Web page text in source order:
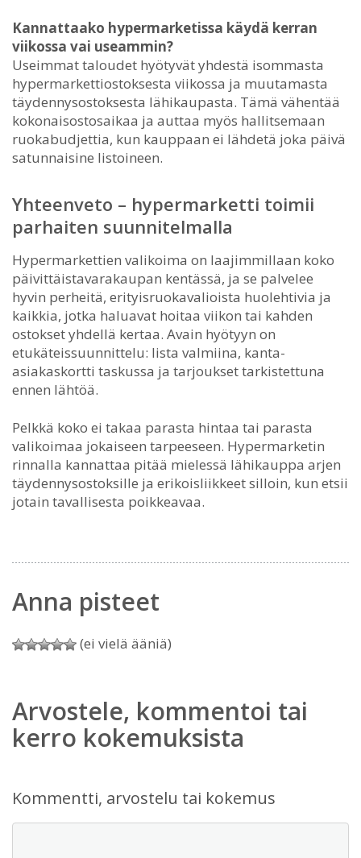
Kannattaako hypermarketissa käydä kerran
viikossa vai useammin?
Useimmat taloudet hyötyvät yhdestä isommasta
hypermarkettiostoksesta viikossa ja muutamasta
täydennysostoksesta lähikaupasta. Tämä vähentää
kokonaisostosaikaa ja auttaa myös hallitsemaan
ruokabudjettia, kun kauppaan ei lähdetä joka päivä
satunnaisine listoineen.
Yhteenveto – hypermarketti toimii
parhaiten suunnitelmalla
Hypermarkettien valikoima on laajimmillaan koko
päivittäistavarakaupan kentässä, ja se palvelee
hyvin perheitä, erityisruokavalioista huolehtivia ja
kaikkia, jotka haluavat hoitaa viikon tai kahden
ostokset yhdellä kertaa. Avain hyötyyn on
etukäteissuunnittelu: lista valmiina, kanta-
asiakaskortti taskussa ja tarjoukset tarkistettuna
ennen lähtöä.
Pelkkä koko ei takaa parasta hintaa tai parasta
valikoimaa jokaiseen tarpeeseen. Hypermarketin
rinnalla kannattaa pitää mielessä lähikauppa arjen
täydennysostoksille ja erikoisliikkeet silloin, kun etsii
jotain tavallisesta poikkeavaa.
Anna pisteet
(ei vielä ääniä)
Arvostele, kommentoi tai
kerro kokemuksista
Kommentti, arvostelu tai kokemus